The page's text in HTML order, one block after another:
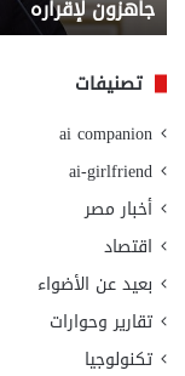
جاهزون لإقراره
تصنيفات
ai companion
ai-girlfriend
أخبار مصر
اقتصاد
بعيد عن الأضواء
تقارير وحوارات
تكنولوجيا